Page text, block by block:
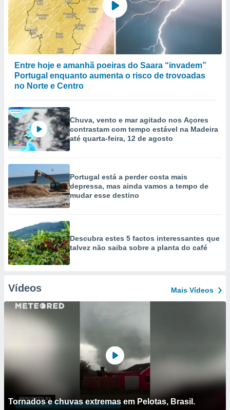
Entre hoje e amanhã poeiras do Saara “invadem”
Portugal enquanto aumenta o risco de trovoadas
no Norte e Centro
Chuva, vento e mar agitado nos Açores
contrastam com tempo estável na Madeira
até quarta-feira, 12 de agosto
Portugal está a perder costa mais
depressa, mas ainda vamos a tempo de
mudar esse destino
Descubra estes 5 factos interessantes que
talvez não saiba sobre a planta do café
Vídeos Mais Vídeos
Tornados e chuvas extremas em Pelotas, Brasil.